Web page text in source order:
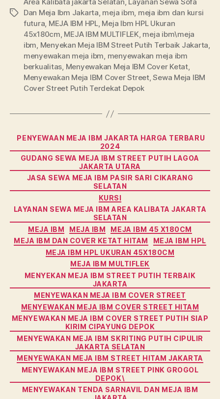
TagsDan Meja Ibm Jakarta, meja ibm, meja ibm dan kursi
futura, MEJA IBM HPL, Meja Ibm HPL Ukuran
45x180cm, MEJA IBM MULTIFLEK, meja ibm\meja
ibm, Menyekan Meja IBM Street Putih Terbaik Jakarta,
menyewakan meja ibm, menyewakan meja ibm
berkualitas, Menyewakan Meja IBM Cover Ketat,
Menyewakan Meja IBM Cover Street,Sewa Meja IBM
Cover Street Putih Terdekat Depok
Categories
PENYEWAAN MEJA IBM JAKARTA HARGA TERBARU
2024
GUDANG SEWA MEJA IBM STREET PUTIH LAGOA
JAKARTA UTARA
JASA SEWA MEJA IBM PASIR SARI CIKARANG
SELATAN
KURSI
LAYANAN SEWA MEJA IBM AREA KALIBATA JAKARTA
SELATAN
MEJA IBM
MEJA IBM
MEJA IBM 45 X180CM
MEJA IBM DAN COVER KETAT HITAM
MEJA IBM HPL
MEJA IBM HPL UKURAN 45X180CM
MEJA IBM MULTIFLEK
MENYEKAN MEJA IBM STREET PUTIH TERBAIK
JAKARTA
MENYEWAKAN MEJA IBM COVER STREET
MENYEWAKAN MEJA IBM COVER STREET HITAM
MENYEWAKAN MEJA IBM COVER STREET PUTIH SIAP
KIRIM CIPAYUNG DEPOK
MENYEWAKAN MEJA IBM SKRITING PUTIH CIPULIR
JAKARTA SELATAN
MENYEWAKAN MEJA IBM STREET HITAM JAKARTA
MENYEWAKAN MEJA IBM STREET PINK GROGOL
DEPOK\
MENYEWAKAN TENDA SARNAVIL DAN MEJA IBM